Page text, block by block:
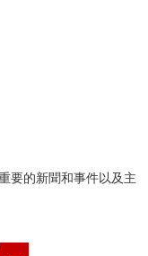
要的新聞和事件以及主